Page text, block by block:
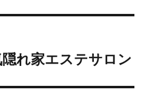
れ家エステサロン